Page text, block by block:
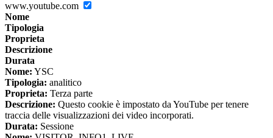
www.youtube.com
Nome
Tipologia
Proprieta
Descrizione
Durata
Nome: YSC
Tipologia: analitico
Proprieta: Terza parte
Descrizione: Questo cookie è impostato da YouTube per tenere
traccia delle visualizzazioni dei video incorporati.
Durata: Sessione